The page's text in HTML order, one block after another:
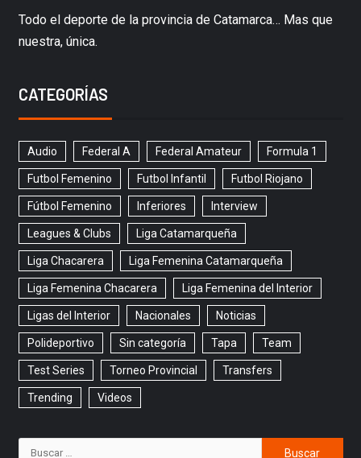
Todo el deporte de la provincia de Catamarca… Mas que
nuestra, única.
CATEGORÍAS
Audio Federal A Federal Amateur Formula 1
Futbol Femenino Futbol Infantil Futbol Riojano
Fútbol Femenino Inferiores Interview
Leagues & Clubs Liga Catamarqueña
Liga Chacarera Liga Femenina Catamarqueña
Liga Femenina Chacarera Liga Femenina del Interior
Ligas del Interior Nacionales Noticias
Polideportivo Sin categoría Tapa Team
Test Series Torneo Provincial Transfers
Trending Videos